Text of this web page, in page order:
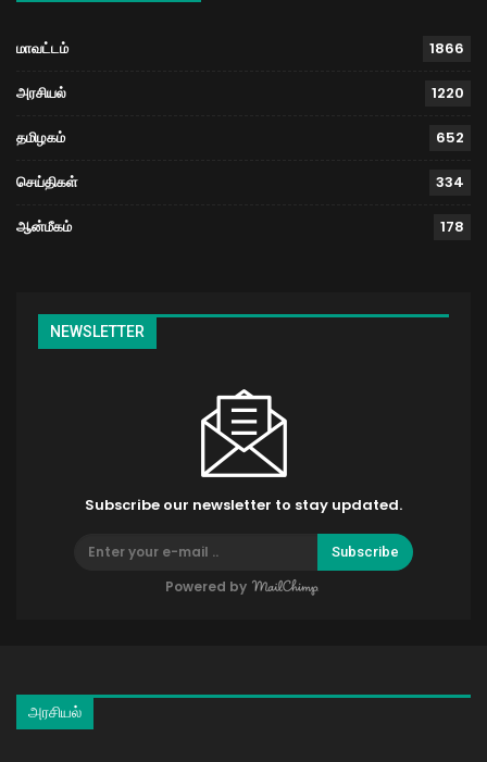
மாவட்டம் 1866
அரசியல் 1220
தமிழகம் 652
செய்திகள் 334
ஆன்மீகம் 178
NEWSLETTER
Subscribe our newsletter to stay updated.
Subscribe
Powered by
அரசியல்